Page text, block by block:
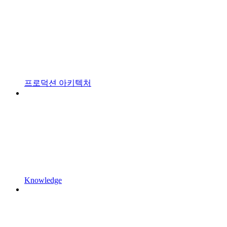
프로덕션 아키텍처
Knowledge